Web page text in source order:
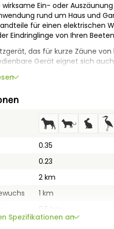
Ein- oder
rund um Haus und
für einen elektrischen
Eindringlinge von Ihren
das für kurze Zäune von
Gerät eignet sich
Raubtieren.
Netzgerät (230V)
rot
- blau
Garantie auf das
Mehr unter
0.35
0.23
2 km
1 km
0.5 km
Spezifikationen an